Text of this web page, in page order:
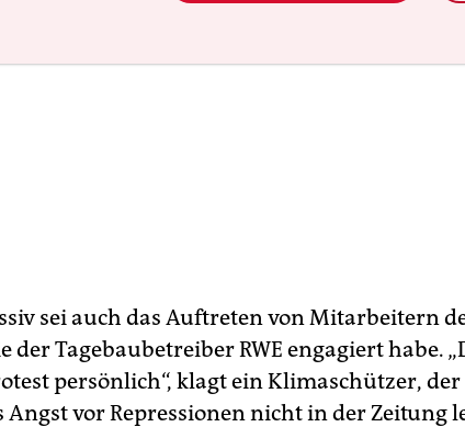
sei auch das Auftreten von Mitarbeitern
der Tagebaubetreiber RWE engagiert habe.
persönlich“, klagt ein Klimaschützer,
Angst vor Repressionen nicht in der Zeitung